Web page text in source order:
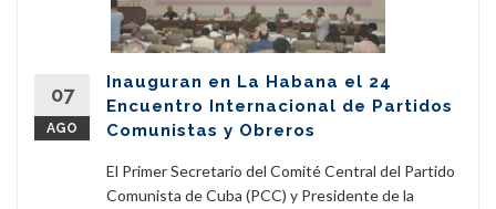
07
AGO
Inauguran en La Habana el 24
Encuentro Internacional de Partidos
Comunistas y Obreros
El Primer Secretario del Comité Central del Partido
Comunista de Cuba (PCC) y Presidente de la